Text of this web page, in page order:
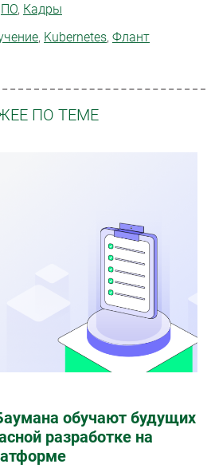
ПО, Кадры
, Kubernetes, Флант
ПО ТЕМЕ
обучают будущих
разработке на